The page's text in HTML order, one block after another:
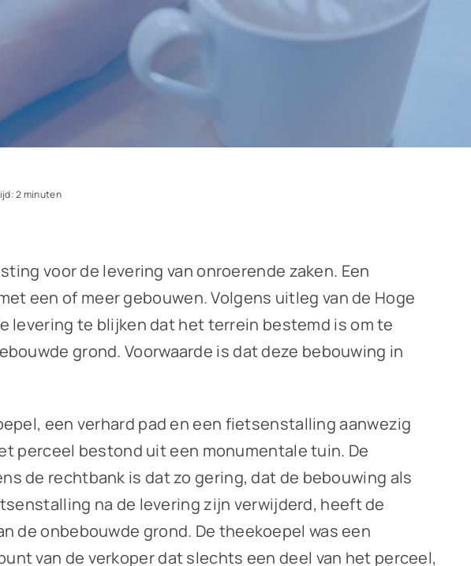
2 minuten
voor de levering van onroerende zaken. Een
een of meer gebouwen. Volgens uitleg van de Hoge
levering te blijken dat het terrein bestemd is om te
grond. Voorwaarde is dat deze bebouwing in
een verhard pad en een fietsenstalling aanwezig
perceel bestond uit een monumentale tuin. De
de rechtbank is dat zo gering, dat de bebouwing als
na de levering zijn verwijderd, heeft de
de onbebouwde grond. De theekoepel was een
van de verkoper dat slechts een deel van het perceel,